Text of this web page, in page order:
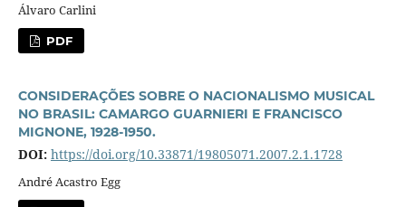
Álvaro Carlini
PDF
CONSIDERAÇÕES SOBRE O NACIONALISMO MUSICAL
NO BRASIL: CAMARGO GUARNIERI E FRANCISCO
MIGNONE, 1928-1950.
DOI: https://doi.org/10.33871/19805071.2007.2.1.1728
André Acastro Egg